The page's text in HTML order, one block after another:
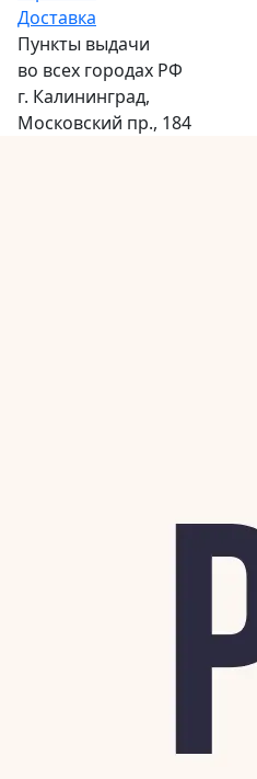
Доставка
Пункты выдачи
во всех городах РФ
г. Калининград,
Московский пр., 184